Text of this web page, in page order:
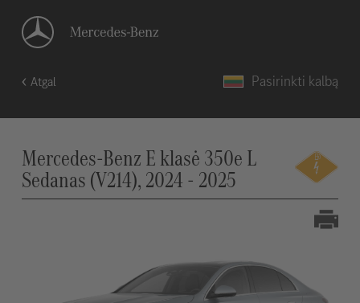
Atgal Pasirinkti kalbą
Mercedes-Benz E klasė 350e L
Sedanas (V214), 2024 - 2025